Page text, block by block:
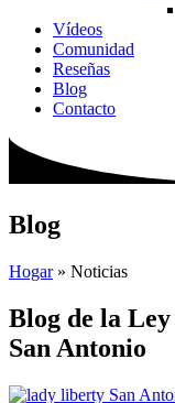
Vídeos
Comunidad
Reseñas
Blog
Contacto
Blog
Hogar» Noticias
Blog de la Ley
San Antonio